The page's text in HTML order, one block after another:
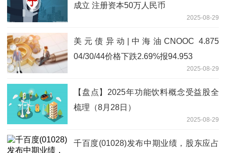
成立 注册资本50万人民币
2025-08-29
美元债异动|中海油CNOOC 4.875
04/30/44价格下跌2.69%报94.953
2025-08-29
【盘点】2025年功能饮料概念受益股全
梳理（8月28日）
2025-08-29
千百度(01028)发布中期业绩，股东应占